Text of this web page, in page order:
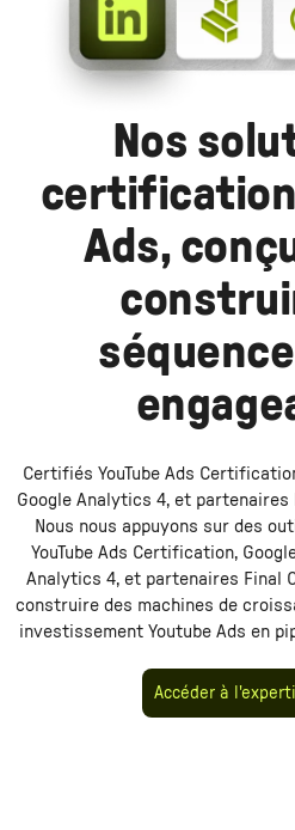
Nos
Ads,
Certifiés YouTube Ads
Google Analytics 4, et partenaires
Nous nous appuyons sur des
YouTube Ads Certification,
Analytics 4, et partenaires Final
construire des machines de
investissement Youtube Ads en
Accéder à